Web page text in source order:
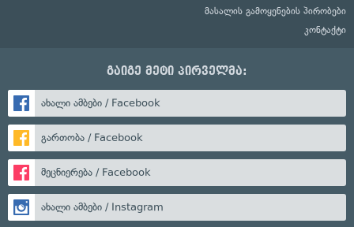
მასალის გამოყენების პირობები
კონტაქტი
გაიგე მეტი პირველმა:
ახალი ამბები / Facebook
გართობა / Facebook
მეცნიერება / Facebook
ახალი ამბები / Instagram